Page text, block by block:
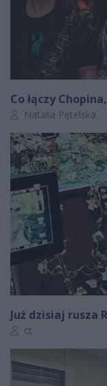
Co łączy
Autor artykułu:
Natalia Pętelska
Już dzisiaj rusza
Autor artykułu:
ct